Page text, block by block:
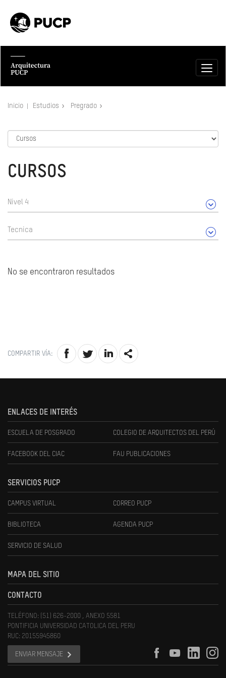
Inicio Estudios Pregrado
CURSOS
Nivel 4
Tecnica
No se encontraron resultados
COMPARTIR VÍA:
ENLACES DE INTERÉS
ESCUELA DE POSGRADO COLEGIO DE ARQUITECTOS DEL PERÚ
FACEBOOK DEL CIAC FAU PUBLICACIONES
SERVICIOS PUCP
CAMPUS VIRTUAL CORREO PUCP
BIBLIOTECA AGENDA PUCP
SERVICIO DE SALUD
MAPA DEL SITIO
CONTACTO
TELÉFONO: (51) 626-2000 , ANEXO 5581
PONTIFICIA UNIVERSIDAD CATOLICA DEL PERU
RUC: 20155945860
ENVIAR MENSAJE